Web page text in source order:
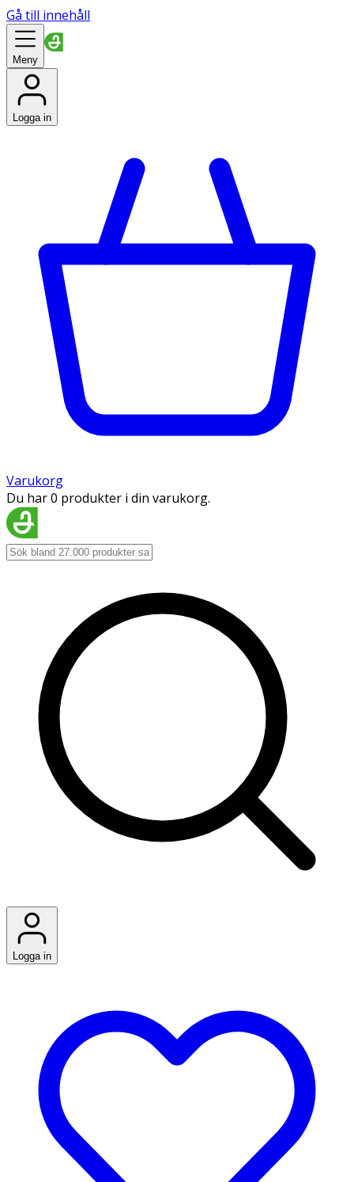
Gå till innehåll
Meny
Logga in
Varukorg
Du har 0 produkter i din varukorg.
Logga in